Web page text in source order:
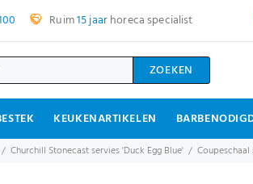
Ruim15 jaarhoreca specialist
ZOEKEN
KEUKENARTIKELEN
Churchill Stonecast servies 'Duck Egg Blue'